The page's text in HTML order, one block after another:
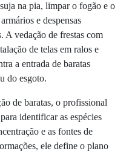
na pia, limpar o fogão e o
e despensas
A vedação de frestas com
de telas em ralos e
a entrada de baratas
do esgoto.
de baratas, o profissional
identificar as espécies
e as fontes de
ele define o plano